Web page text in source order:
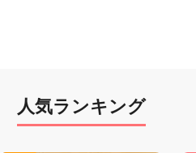
人気ランキング